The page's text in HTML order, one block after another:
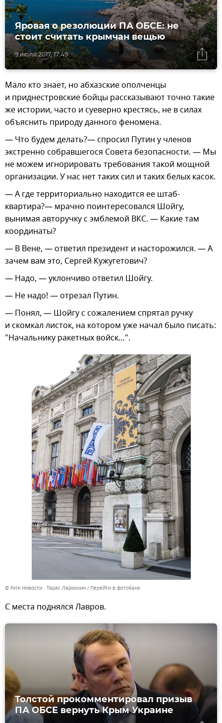
9 июля 2017, 17:49
Яровая о резолюции ПА ОБСЕ: не
стоит считать крымчан вещью
Мало кто знает, но абхазские ополченцы
и приднестровские бойцы рассказывают точно такие
же истории, часто и суеверно крестясь, не в силах
объяснить природу данного феномена.
— Что будем делать?— спросил Путин у членов
экстренно собравшегося Совета безопасности. — Мы
не можем игнорировать требования такой мощной
организации. У нас нет таких сил и таких белых касок.
— А где территориально находится ее штаб-
квартира?— мрачно поинтересовался Шойгу,
вынимая авторучку с эмблемой ВКС. — Какие там
координаты?
— В Вене, — ответил президент и насторожился. — А
зачем вам это, Сергей Кужугетович?
— Надо, — уклончиво ответил Шойгу.
— Не надо! — отрезал Путин.
— Понял, — Шойгу с сожалением спрятал ручку
и скомкал листок, на котором уже начал было писать:
"Начальнику ракетных войск…".
© РИА Новости . Тарас Лариохин Перейти в фотобанк
С места поднялся Лавров.
Толстой прокомментировал призыв
ПА ОБСЕ вернуть Крым Украине